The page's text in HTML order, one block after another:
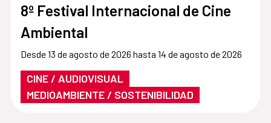
8º Festival Internacional de Cine
Ambiental
Desde 13 de agosto de 2026 hasta 14 de agosto de 2026
CINE / AUDIOVISUAL
MEDIOAMBIENTE / SOSTENIBILIDAD